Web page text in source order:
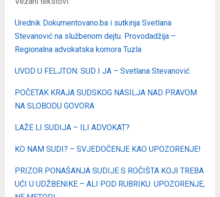
Urednik Dokumentovano.ba i sutkinja Svetlana
Stevanović na službenom dejtu. Provodadžija –
Regionalna advokatska komora Tuzla
UVOD U FELJTON: SUD I JA – Svetlana Stevanović
POČETAK KRAJA SUDSKOG NASILJA NAD PRAVOM
NA SLOBODU GOVORA
LAŽE LI SUDIJA – ILI ADVOKAT?
KO NAM SUDI? – SVJEDOČENJE KAO UPOZORENJE!
PRIZOR PONAŠANJA SUDIJE S ROČIŠTA KOJI TREBA
UĆI U UDŽBENIKE – ALI POD RUBRIKU: UPOZORENJE,